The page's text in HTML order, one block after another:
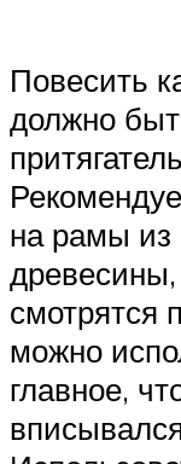
Повесить
должно
на рамы из
смотрятся
можно
главное,